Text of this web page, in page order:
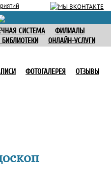
СИСТЕМА
ФИЛИАЛЫ
ОНЛАЙН-УСЛУГИ
ФОТОГАЛЕРЕЯ
ОТЗЫВЫ